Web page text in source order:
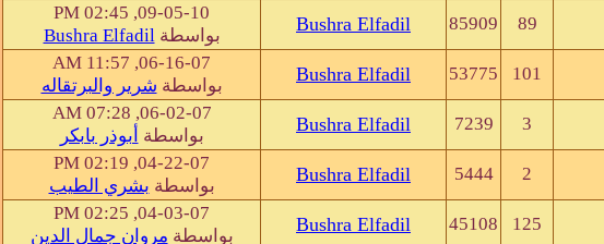
89
85909
Bushra Elfadil
09-05-10, 02:45 PM
بواسطةBushra Elfadil
101
53775
Bushra Elfadil
06-16-07, 11:57 AM
بواسطة شرير والبرتقاله
3
7239
Bushra Elfadil
06-02-07, 07:28 AM
بواسطة أبوذر بابكر
2
5444
Bushra Elfadil
04-22-07, 02:19 PM
بواسطة بشري الطيب
125
45108
Bushra Elfadil
04-03-07, 02:25 PM
بواسطة مروان جمال الدين